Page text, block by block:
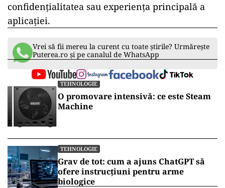
confidențialitatea sau experiența principală a
aplicației.
Vrei să fii mereu la curent cu toate știrile? Urmărește
Puterea.ro și pe canalul de WhatsApp
TEHNOLOGIE
O promovare intensivă: ce este Steam
Machine
TEHNOLOGIE
Grav de tot: cum a ajuns ChatGPT să
ofere instrucțiuni pentru arme
biologice